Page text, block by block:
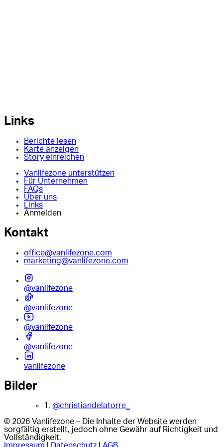
Links
Berichte lesen
Karte anzeigen
Story einreichen
Vanlifezone unterstützen
Für Unternehmen
FAQs
Über uns
Links
Anmelden
Kontakt
office@vanlifezone.com
marketing@vanlifezone.com
@vanlifezone
@vanlifezone
@vanlifezone
@vanlifezone
vanlifezone
Bilder
1. @christiandelatorre_
© 2026 Vanlifezone – Die Inhalte der Website werden
sorgfältig erstellt, jedoch ohne Gewähr auf Richtigkeit und
Vollständigkeit.